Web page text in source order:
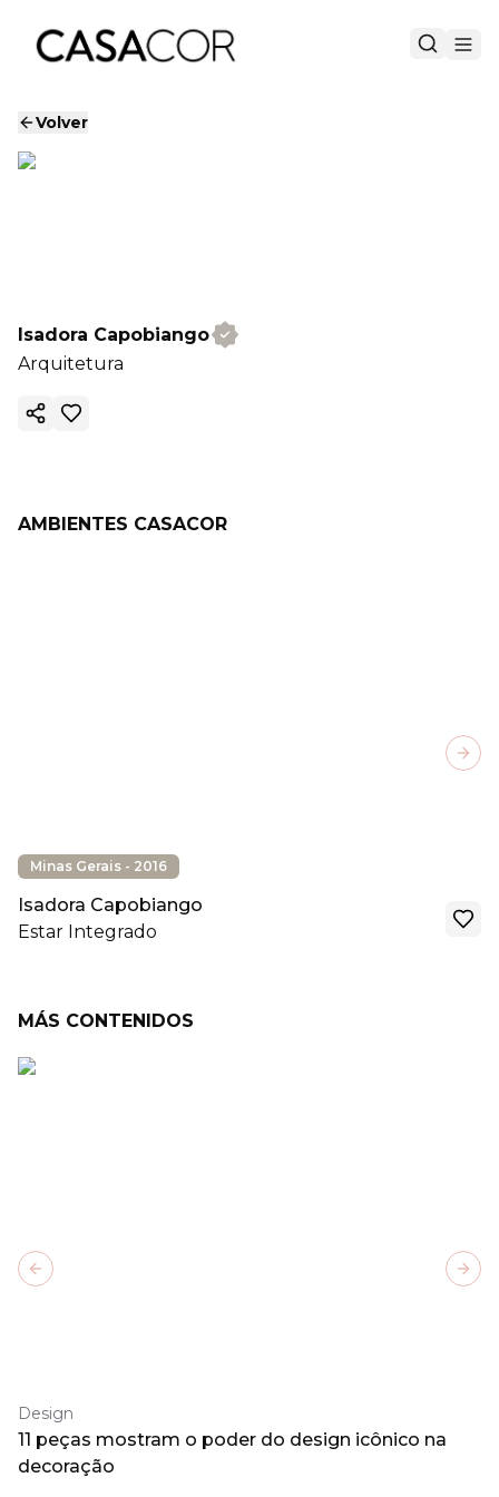
Volver
Isadora Capobiango
Arquitetura
Copiar enlace
AMBIENTES CASACOR
Minas Gerais - 2016
Isadora Capobiango
Estar Integrado
MÁS CONTENIDOS
Design
11 peças mostram o poder do design icônico na
decoração
Previous slide